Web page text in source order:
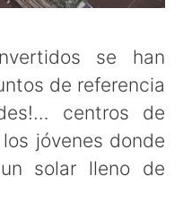
se han
de referencia
centros de
jóvenes donde
solar lleno de